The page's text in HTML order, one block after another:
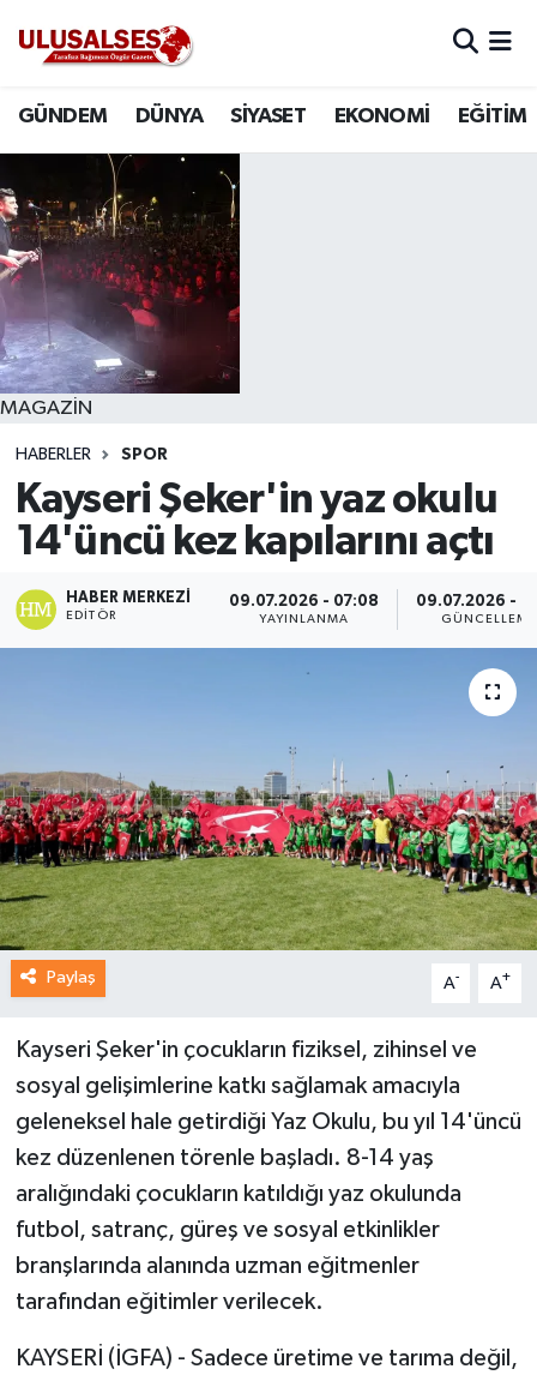
GÜNDEM DÜNYA SİYASET EKONOMİ EĞİTİM
MAGAZİN
HABERLER SPOR
Kayseri Şeker'in yaz okulu
14'üncü kez kapılarını açtı
HABER MERKEZI
EDITÖR
09.07.2026 - 07:08
YAYINLANMA
09.07.2026 -
GÜNCELLEME
Paylaş A- A+
Kayseri Şeker'in çocukların fiziksel, zihinsel ve
sosyal gelişimlerine katkı sağlamak amacıyla
geleneksel hale getirdiği Yaz Okulu, bu yıl 14'üncü
kez düzenlenen törenle başladı. 8-14 yaş
aralığındaki çocukların katıldığı yaz okulunda
futbol, satranç, güreş ve sosyal etkinlikler
branşlarında alanında uzman eğitmenler
tarafından eğitimler verilecek.
KAYSERİ (İGFA) - Sadece üretime ve tarıma değil,
DÜNYA
SİYASET
EKONOMİ
EĞİTİM
SAĞLIK
MAGAZİN
SPOR
Trafik Durumu
Süper Lig Puan Durumu ve Fikstür
Tüm Manşetler
Son Dakika Haberleri
Haber Arşivi